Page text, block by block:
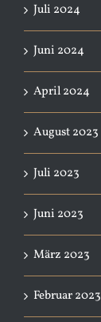
Juli 2024
Juni 2024
April 2024
August 2023
Juli 2023
Juni 2023
März 2023
Februar 2023